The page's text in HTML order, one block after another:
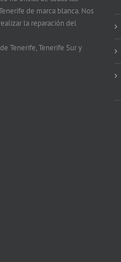
de marca blanca. Nos
la reparación del
Tenerife, Tenerife Sur y